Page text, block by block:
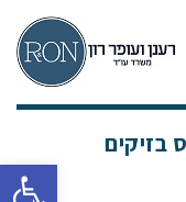
פתח
בזיקים